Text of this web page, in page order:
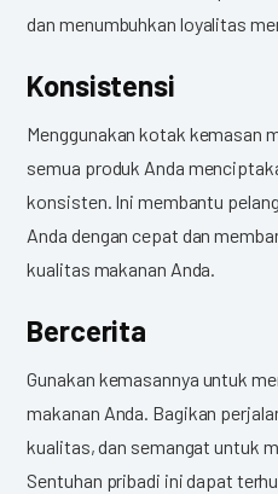
dan menumbuhkan loyalitas
Konsistensi
Menggunakan kotak kemasan
semua produk Anda
konsisten. Ini membantu
Anda dengan cepat dan
kualitas makanan Anda.
Bercerita
Gunakan kemasannya untuk
makanan Anda. Bagikan
kualitas, dan semangat untuk
Sentuhan pribadi ini dapat